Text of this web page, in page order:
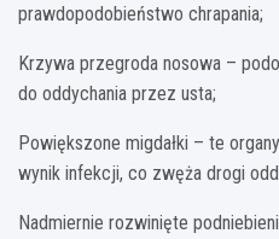
prawdopodobieństwo chrapania;
Krzywa przegroda nosowa –
do oddychania przez usta;
Powiększone migdałki – te
wynik infekcji, co zwęża drogi
Nadmiernie rozwinięte